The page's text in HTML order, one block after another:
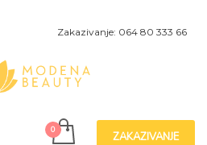
Zakazivanje: 064 80 333 66
ZAKAZIVANJE